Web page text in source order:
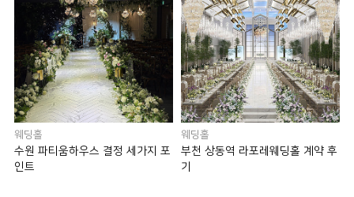
웨딩홀
수원 파티움하우스 결정 세가지 포
인트
웨딩홀
부천 상동역 라포레웨딩홀 계약 후
기